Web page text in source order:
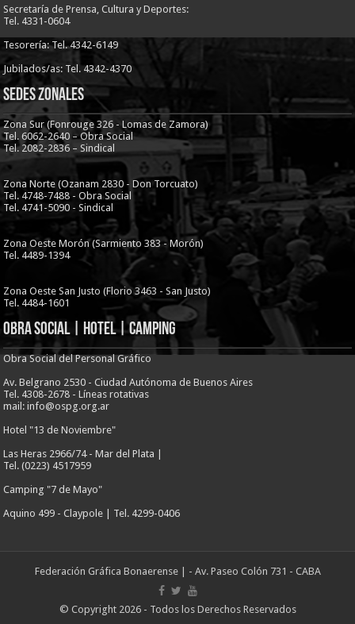
Secretaría de Prensa, Cultura y Deportes:
Tel. 4331-0604
Tesorería: Tel. 4342-6149
Jubilados/as: Tel. 4342-4370
Sedes Zonales
Zona Sur (Fonrouge 326 - Lomas de Zamora)
Tel. 6062-2640 – Obra Social
Tel. 2082-2836 – Sindical
Zona Norte (Ozanam 2830 - Don Torcuato)
Tel. 4748-7488 - Obra Social
Tel. 4741-5090 - Sindical
Zona Oeste Morón (Sarmiento 383 - Morón)
Tel. 4489-1394
Zona Oeste San Justo (Florio 3463 - San Justo)
Tel. 4484-1601
Obra Social | Hotel | Camping
Obra Social del Personal Gráfico
Av. Belgrano 2530 - Ciudad Autónoma de Buenos Aires
Tel. 4308-2678 - Líneas rotativas
mail: info@ospg.org.ar
Hotel "13 de Noviembre"
Las Heras 2966/74 - Mar del Plata |
Tel. (0223) 4517959
Camping "7 de Mayo"
Aquino 499 - Claypole | Tel. 4299-0406
Federación Gráfica Bonaerense| - Av. Paseo Colón 731 - CABA
© Copyright 2026 - Todos los Derechos Reservados